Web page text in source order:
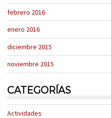
febrero 2016
enero 2016
diciembre 2015
noviembre 2015
CATEGORÍAS
Actividades